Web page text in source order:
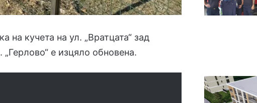
на кучета на ул. „Вратцата“ зад
е изцяло обновена.